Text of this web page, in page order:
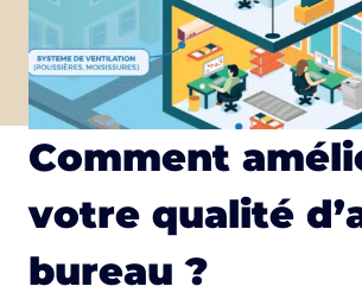
Comment
votre qualité
bureau ?